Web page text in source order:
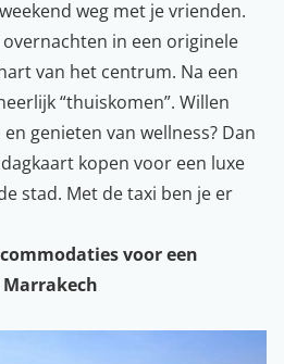
weg met je vrienden.
in een originele
van het centrum. Na een
“thuiskomen”. Willen
genieten van wellness? Dan
kopen voor een luxe
stad. Met de taxi ben je er
voor een